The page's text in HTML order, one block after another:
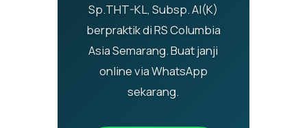
Sp.THT-KL, Subsp. AI(K)
berpraktik di RS Columbia
Asia Semarang. Buat janji
online via WhatsApp
sekarang.